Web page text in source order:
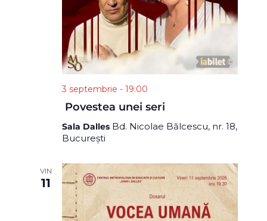
3 septembrie - 19:00
Povestea unei seri
Sala Dalles Bd. Nicolae Bălcescu, nr. 18,
București
VIN
11